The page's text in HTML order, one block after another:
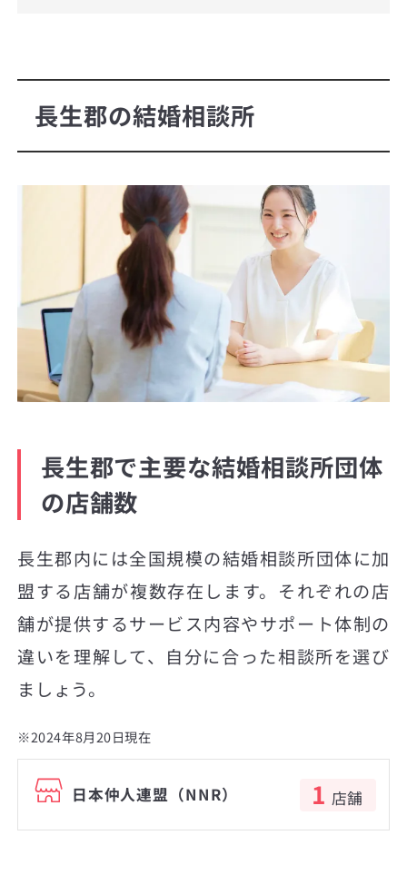
長生郡の結婚相談所
長生郡で主要な結婚相談所団体
の店舗数
長生郡内には全国規模の結婚相談所団体に加
盟する店舗が複数存在します。それぞれの店
舗が提供するサービス内容やサポート体制の
違いを理解して、自分に合った相談所を選び
ましょう。
※2024年8月20日現在
日本仲人連盟（NNR） 1 店舗